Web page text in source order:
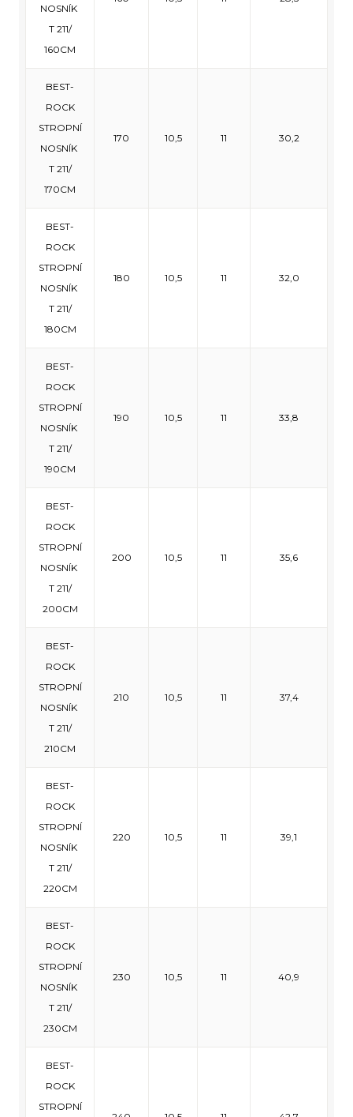
NOSNÍK
T 211/
160CM
BEST-
ROCK
STROPNÍ
NOSNÍK
T 211/
170CM
170 10,5 11 30,2
BEST-
ROCK
STROPNÍ
NOSNÍK
T 211/
180CM
180 10,5 11 32,0
BEST-
ROCK
STROPNÍ
NOSNÍK
T 211/
190CM
190 10,5 11 33,8
BEST-
ROCK
STROPNÍ
NOSNÍK
T 211/
200CM
200 10,5 11 35,6
BEST-
ROCK
STROPNÍ
NOSNÍK
T 211/
210CM
210 10,5 11 37,4
BEST-
ROCK
STROPNÍ
NOSNÍK
T 211/
220CM
220 10,5 11 39,1
BEST-
ROCK
STROPNÍ
NOSNÍK
T 211/
230CM
230 10,5 11 40,9
BEST-
ROCK
STROPNÍ